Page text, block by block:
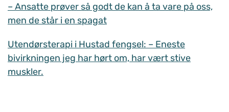
– Ansatte prøver så godt de kan å ta vare på oss,
men de står i en spagat
Utendørsterapi i Hustad fengsel: – Eneste
bivirkningen jeg har hørt om, har vært stive
muskler.